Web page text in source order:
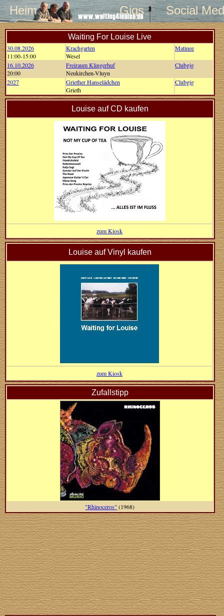
Heim Gigs Social
Waiting For Louise Live
30.08.2026
11:00-15:00
Krachgarten
Wesel
Matinee
16.10.2026
20:00
Freiraum Klingerhuf
Neukirchen-Vluyn
Clubgig
2027
Griether Hanselädchen
Grieth
Clubgig
Louise auf CD kaufen
zum Kiosk
Louise auf Vinyl kaufen
zum Kiosk
Zufallstipp
"Rhinoceros" (1968)